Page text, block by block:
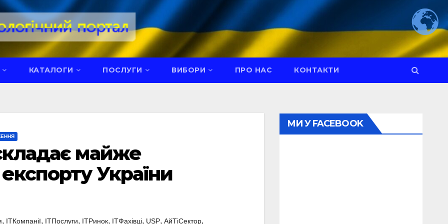
КАТАЛОГИ ПОСЛУГИ ВИБОРИ ПРО НАС КОНТАКТИ
майже
України
, ITКомпанії, ITПослуги, ITРинок, ITФахівці, USP, АйТіСектор,
МИ У FACEBOOK